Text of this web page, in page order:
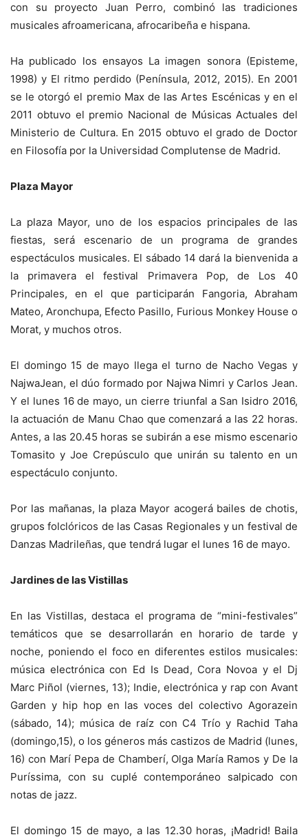
con su proyecto Juan Perro, combinó las tradiciones
musicales afroamericana, afrocaribeña e hispana.
Ha publicado los ensayos La imagen sonora (Episteme,
1998) y El ritmo perdido (Península, 2012, 2015). En 2001
se le otorgó el premio Max de las Artes Escénicas y en el
2011 obtuvo el premio Nacional de Músicas Actuales del
Ministerio de Cultura. En 2015 obtuvo el grado de Doctor
en Filosofía por la Universidad Complutense de Madrid.
Plaza Mayor
La plaza Mayor, uno de los espacios principales de las
fiestas, será escenario de un programa de grandes
espectáculos musicales. El sábado 14 dará la bienvenida a
la primavera el festival Primavera Pop, de Los 40
Principales, en el que participarán Fangoria, Abraham
Mateo, Aronchupa, Efecto Pasillo, Furious Monkey House o
Morat, y muchos otros.
El domingo 15 de mayo llega el turno de Nacho Vegas y
NajwaJean, el dúo formado por Najwa Nimri y Carlos Jean.
Y el lunes 16 de mayo, un cierre triunfal a San Isidro 2016,
la actuación de Manu Chao que comenzará a las 22 horas.
Antes, a las 20.45 horas se subirán a ese mismo escenario
Tomasito y Joe Crepúsculo que unirán su talento en un
espectáculo conjunto.
Por las mañanas, la plaza Mayor acogerá bailes de chotis,
grupos folclóricos de las Casas Regionales y un festival de
Danzas Madrileñas, que tendrá lugar el lunes 16 de mayo.
Jardines de las Vistillas
En las Vistillas, destaca el programa de “mini-festivales”
temáticos que se desarrollarán en horario de tarde y
noche, poniendo el foco en diferentes estilos musicales:
música electrónica con Ed Is Dead, Cora Novoa y el Dj
Marc Piñol (viernes, 13); Indie, electrónica y rap con Avant
Garden y hip hop en las voces del colectivo Agorazein
(sábado, 14); música de raíz con C4 Trío y Rachid Taha
(domingo,15), o los géneros más castizos de Madrid (lunes,
16) con Marí Pepa de Chamberí, Olga María Ramos y De la
Puríssima, con su cuplé contemporáneo salpicado con
notas de jazz.
El domingo 15 de mayo, a las 12.30 horas, ¡Madrid! Baila